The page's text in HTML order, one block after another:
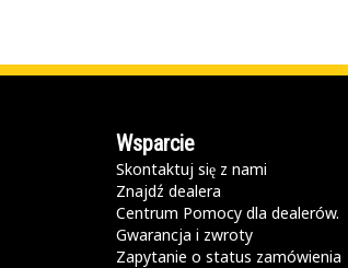
Wsparcie
Skontaktuj się z nami
Znajdź dealera
Centrum Pomocy dla dealerów.
Gwarancja i zwroty
Zapytanie o status zamówienia